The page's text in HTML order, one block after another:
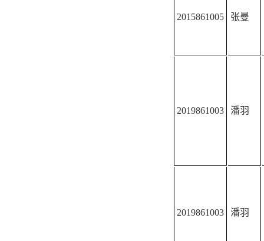
2015861005 张曼
2019861003 潘羽
2019861003 潘羽